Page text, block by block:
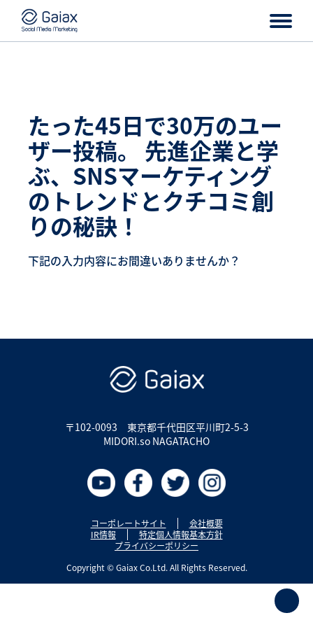
たった45日で30万のユー
ザー投稿。 先進企業と学
ぶ、SNSマーケティング
のトレンドとクチコミ創
りの秘訣！
下記の入力内容にお間違いありませんか？
〒102-0093 東京都千代田区平川町2-5-3
MIDORI.so NAGATACHO
コーポレートサイト
会社概要
IR情報
特定個人情報基本方針
プライバシーポリシー
Copyright © Gaiax Co.Ltd. All Rights Reserved.